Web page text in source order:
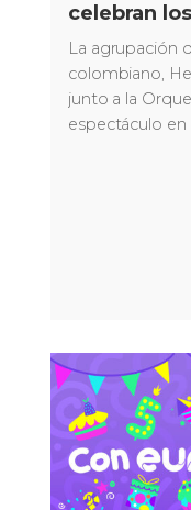
celebran
con un
La agrupación
colombiano,
junto a la
espectáculo